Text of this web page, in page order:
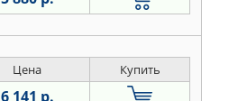
Цена Купить
6 141 р.